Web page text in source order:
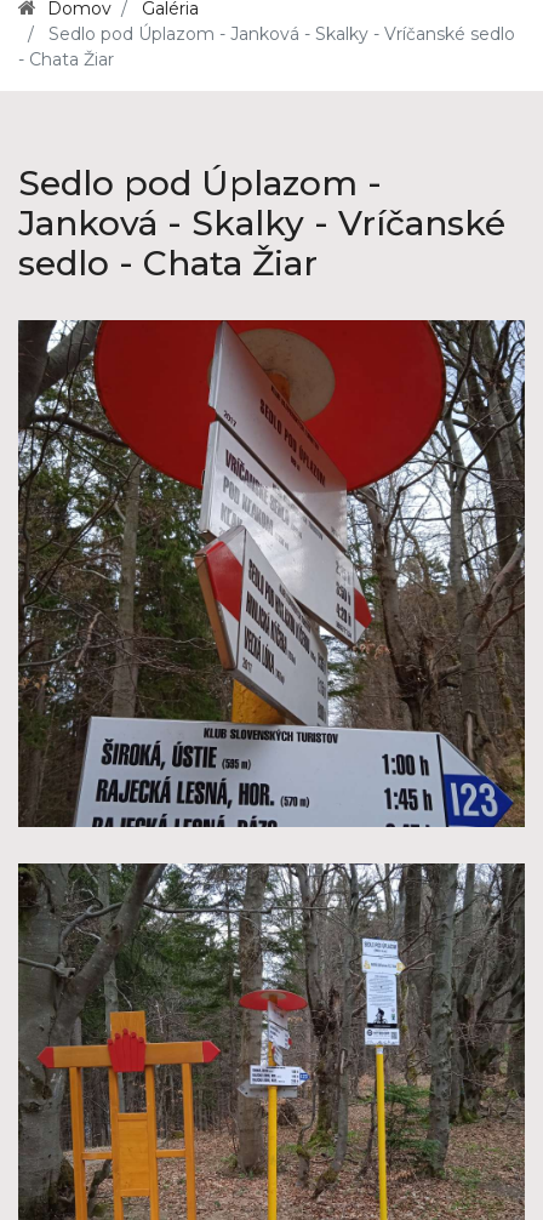
Domov
Galéria
Sedlo pod Úplazom - Janková - Skalky - Vríčanské sedlo
- Chata Žiar
Sedlo pod Úplazom -
Janková - Skalky - Vríčanské
sedlo - Chata Žiar